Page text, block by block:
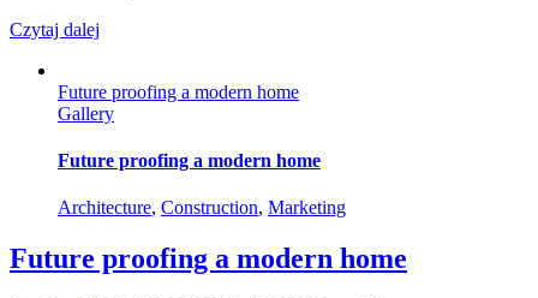
Czytaj dalej
Future proofing a modern home
Gallery
Future proofing a modern home
Architecture, Construction, Marketing
Future proofing a modern home